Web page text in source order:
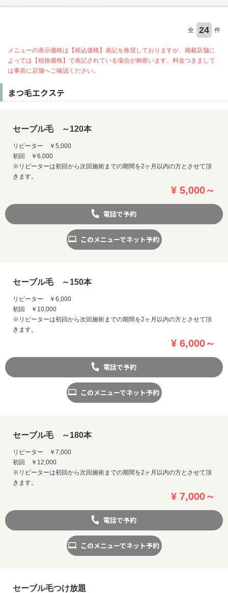
全 24 件
メニューの表示価格は【税込価格】表記を推奨しておりますが、掲載店舗に
よっては【税抜価格】で表記されている場合が御座います。料金つきまして
は事前に店舗へご確認ください。
まつ毛エクステ
セーブル毛 ～120本
リピーター ￥5,000
初回 ￥6,000
※リピーターは初回から次回施術までの期間を2ヶ月以内の方とさせて頂
きます。
¥ 5,000～
電話で予約
このメニューでネット予約
セーブル毛 ～150本
リピーター ￥6,000
初回 ￥10,000
※リピーターは初回から次回施術までの期間を2ヶ月以内の方とさせて頂
きます。
¥ 6,000～
電話で予約
このメニューでネット予約
セーブル毛 ～180本
リピーター ￥7,000
初回 ￥12,000
※リピーターは初回から次回施術までの期間を2ヶ月以内の方とさせて頂
きます。
¥ 7,000～
電話で予約
このメニューでネット予約
セーブル毛つけ放題